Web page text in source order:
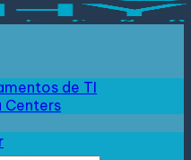
de TI
Centers